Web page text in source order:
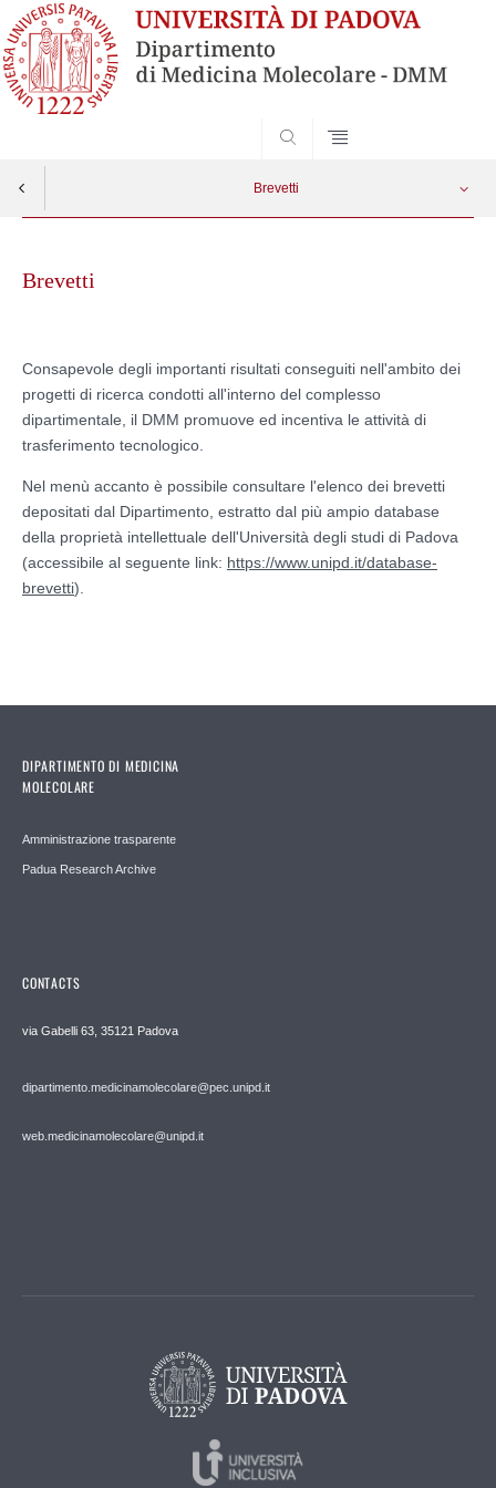
Brevetti
contentBrevetti
Consapevole degli importanti risultati conseguiti nell'ambito dei
progetti di ricerca condotti all'interno del complesso
dipartimentale, il DMM promuove ed incentiva le attività di
trasferimento tecnologico.
Nel menù accanto è possibile consultare l'elenco dei brevetti
depositati dal Dipartimento, estratto dal più ampio database
della proprietà intellettuale dell'Università degli studi di Padova
(accessibile al seguente link: https://www.unipd.it/database-
brevetti).
DIPARTIMENTO DI MEDICINA
MOLECOLARE
Amministrazione trasparente
Padua Research Archive
CONTACTS
via Gabelli 63, 35121 Padova
dipartimento.medicinamolecolare@pec.unipd.it
web.medicinamolecolare@unipd.it